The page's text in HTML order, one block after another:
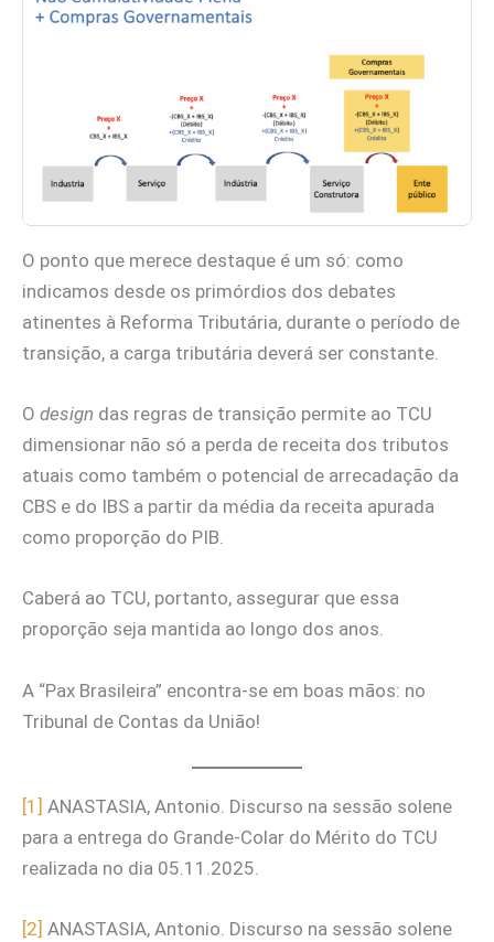
O ponto que merece destaque é um só: como
indicamos desde os primórdios dos debates
atinentes à Reforma Tributária, durante o período de
transição, a carga tributária deverá ser constante.
O design das regras de transição permite ao TCU
dimensionar não só a perda de receita dos tributos
atuais como também o potencial de arrecadação da
CBS e do IBS a partir da média da receita apurada
como proporção do PIB.
Caberá ao TCU, portanto, assegurar que essa
proporção seja mantida ao longo dos anos.
A “Pax Brasileira” encontra-se em boas mãos: no
Tribunal de Contas da União!
[1] ANASTASIA, Antonio. Discurso na sessão solene
para a entrega do Grande-Colar do Mérito do TCU
realizada no dia 05.11.2025.
[2] ANASTASIA, Antonio. Discurso na sessão solene